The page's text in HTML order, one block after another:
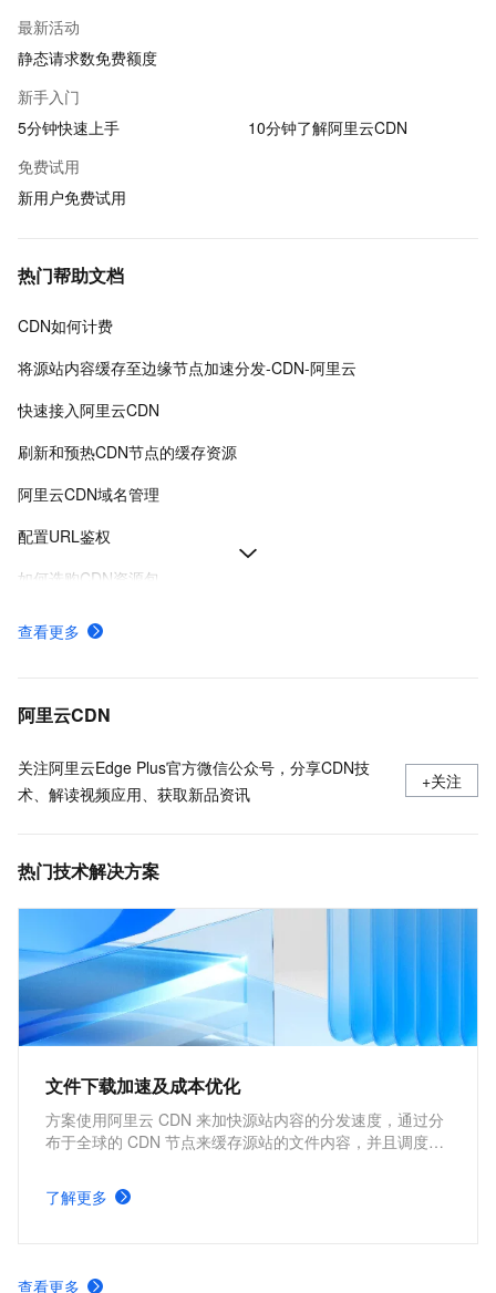
最新活动
静态请求数免费额度
新手入门
5分钟快速上手
10分钟了解阿里云CDN
免费试用
新用户免费试用
热门帮助文档
CDN如何计费
将源站内容缓存至边缘节点加速分发-CDN-阿里云
快速接入阿里云CDN
刷新和预热CDN节点的缓存资源
阿里云CDN域名管理
配置URL鉴权
如何选购CDN资源包
阿里云CDN使用流程概览
了解CDN默认缓存时间并配置缓存过期时间
查看更多
阿里云CDN
关注阿里云Edge Plus官方微信公众号，分享CDN技
术、解读视频应用、获取新品资讯
+关注
热门技术解决方案
文件下载加速及成本优化
方案使用阿里云 CDN 来加快源站内容的分发速度，通过分
布于全球的 CDN 节点来缓存源站的文件内容，并且调度用
加快文件下载速度，提高网站性能。核心优势包括改善用户
体验，提高网站可访问性，在降低源站服务器负载的同时，
了解更多
查看更多